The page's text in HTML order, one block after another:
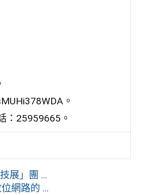
。
：25959665。
展」團 ...
網路的 ...